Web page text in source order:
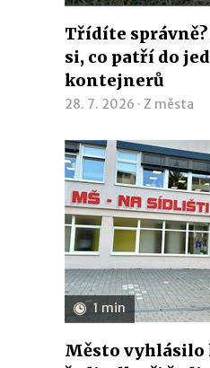
Třídíte
si, co patří do
kontejnerů
28. 7. 2026 · Z města
1 min
Město vyhlásilo